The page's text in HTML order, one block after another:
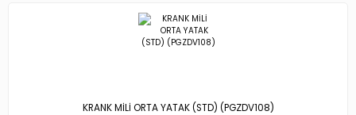
KRANK MİLİ ORTA YATAK (STD) (PGZDV108)